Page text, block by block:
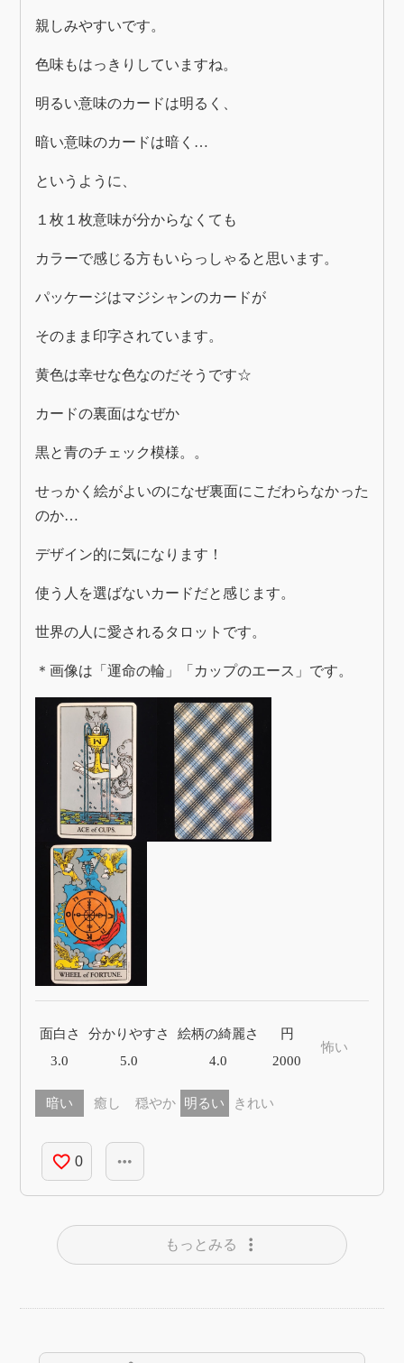
親しみやすいです。
色味もはっきりしていますね。
明るい意味のカードは明るく、
暗い意味のカードは暗く…
というように、
１枚１枚意味が分からなくても
カラーで感じる方もいらっしゃると思います。
パッケージはマジシャンのカードが
そのまま印字されています。
黄色は幸せな色なのだそうです☆
カードの裏面はなぜか
黒と青のチェック模様。。
せっかく絵がよいのになぜ裏面にこだわらなかった
のか…
デザイン的に気になります！
使う人を選ばないカードだと感じます。
世界の人に愛されるタロットです。
＊画像は「運命の輪」「カップのエース」です。
面白さ
3.0
分かりやすさ
5.0
絵柄の綺麗さ
4.0
円
2000
怖い
暗い 癒し 穏やか 明るい きれい
favorite_border 0 more_horiz
もっとみる more_vert